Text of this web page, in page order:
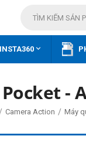

-
/ Camera Action / Máy